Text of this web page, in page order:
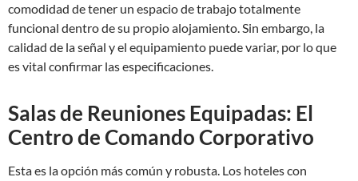
comodidad de tener un espacio de trabajo totalmente
funcional dentro de su propio alojamiento. Sin embargo, la
calidad de la señal y el equipamiento puede variar, por lo que
es vital confirmar las especificaciones.
Salas de Reuniones Equipadas: El
Centro de Comando Corporativo
Esta es la opción más común y robusta. Los hoteles con